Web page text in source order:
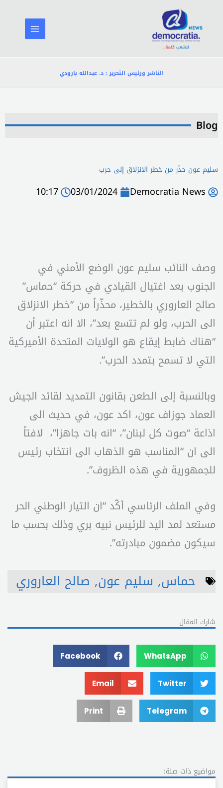
المحتوى
الناشر ورئيس التحرير : د. عبدالله بارودي
Blog
سليم عون حذّر من خطر الانزلاق إلى حرب
Democratia News
03/01/2024
10:17
وصف النائب سليم عون الوضع الأمني في
الجنوب بعد اغتيال القيادي في حركة “حماس”
صالح العاروري بالخطير، محذّراً من “خطر الانزلاق
الى الحرب، ولو لم تتسع بعد”، الا انه اعتبر أن
“هناك ضابط إيقاع هو الولايات المتحدة الأميركية
التي لا تسمح بتمدد الحرب”.
وبالنسبة إلى الطعن بقانون التمديد لقائد الجيش
العماد جوزاف عون، اكد عون، في حديث الى
اذاعة “صوت كل لبنان”، “انه بات جاهزا”، لافتاً
الى ان “المناسب هو الذهاب الى انتخاب رئيس
للجمهورية في هذه الظروف”.
وفي الملف الرئاسي أكّد “ان التيار الوطني الحر
مستعد لمد اليد للرئيس نبيه بري وذلك بحسب ما
سيكون مضمون مبادرته”.
حماس, سليم عون, صالح العاروري
شارك المقال
WhatsApp
Facebook
Twitter
Email
Telegram
Print
مواضيع ذات صلة: